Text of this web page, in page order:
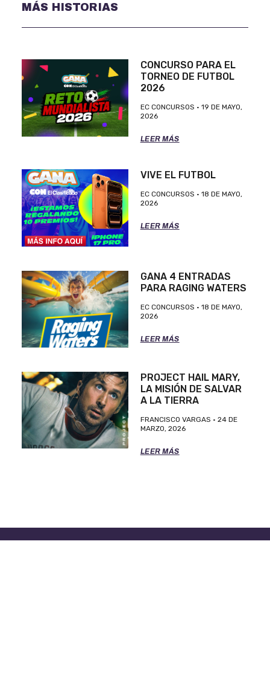
MÁS HISTORIAS
CONCURSO PARA EL
TORNEO DE FUTBOL
2026
EC CONCURSOS
19 DE MAYO,
2026
LEER MÁS
VIVE EL FUTBOL
EC CONCURSOS
18 DE MAYO,
2026
LEER MÁS
GANA 4 ENTRADAS
PARA RAGING WATERS
EC CONCURSOS
18 DE MAYO,
2026
LEER MÁS
PROJECT HAIL MARY,
LA MISIÓN DE SALVAR
A LA TIERRA
FRANCISCO VARGAS
24 DE
MARZO, 2026
LEER MÁS